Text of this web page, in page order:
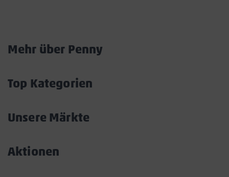
Mehr über Penny
Top Kategorien
Unsere Märkte
Aktionen